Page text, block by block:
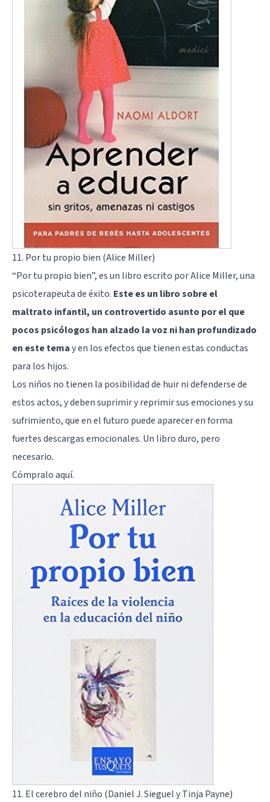
11. Por tu propio bien (Alice Miller)
“Por tu propio bien”, es un libro escrito por Alice Miller, una
psicoterapeuta de éxito. Este es un libro sobre el
maltrato infantil, un controvertido asunto por el que
pocos psicólogos han alzado la voz ni han profundizado
en este temay en los efectos que tienen estas conductas
para los hijos.
Los niños no tienen la posibilidad de huir ni defenderse de
estos actos, y deben suprimir y reprimir sus emociones y su
sufrimiento, que en el futuro puede aparecer en forma
fuertes descargas emocionales. Un libro duro, pero
necesario.
Cómpraloaquí.
11. El cerebro del niño (Daniel J. Sieguel y Tinja Payne)